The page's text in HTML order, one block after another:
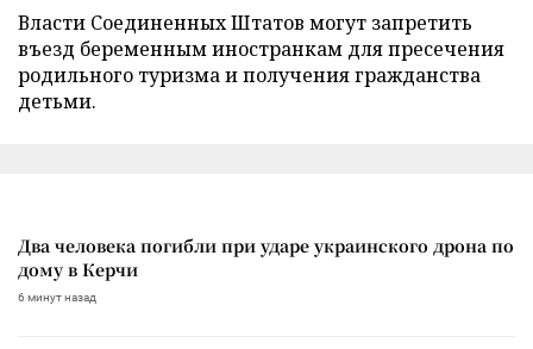
Власти Соединенных Штатов могут запретить
въезд беременным иностранкам для пресечения
родильного туризма и получения гражданства
детьми.
Два человека погибли при ударе украинского дрона по
дому в Керчи
6 минут назад